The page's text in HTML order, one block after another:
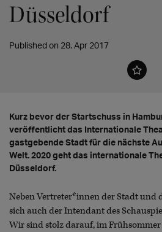
Düsseldorf
Published on 28. Apr 2017
Kurz bevor der Startschuss in
veröffentlicht das Internationale
gastgebende Stadt für die nächste
Welt. 2020 geht das internationale
Düsseldorf.
Neben Vertreter*innen der Stadt und
sich auch der Intendant des
Wir sind stolz darauf, im